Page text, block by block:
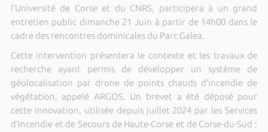
l’Université de Corse et du CNRS, participera à un grand
entretien public dimanche 21 Juin à partir de 14h00 dans le
cadre des rencontres dominicales du Parc Galea.
Cette intervention présentera le contexte et les travaux de
recherche ayant permis de développer un système de
géolocalisation par drone de points chauds d’incendie de
végétation, appelé ARGOS. Un brevet a été déposé pour
cette innovation, utilisée depuis juillet 2024 par les Services
d’Incendie et de Secours de Haute-Corse et de Corse-du-Sud ;